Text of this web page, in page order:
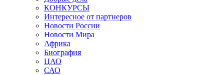
КОНКУРСЫ
Интересное от партнеров
Новости России
Новости Мира
Африка
Биография
ЦАО
САО